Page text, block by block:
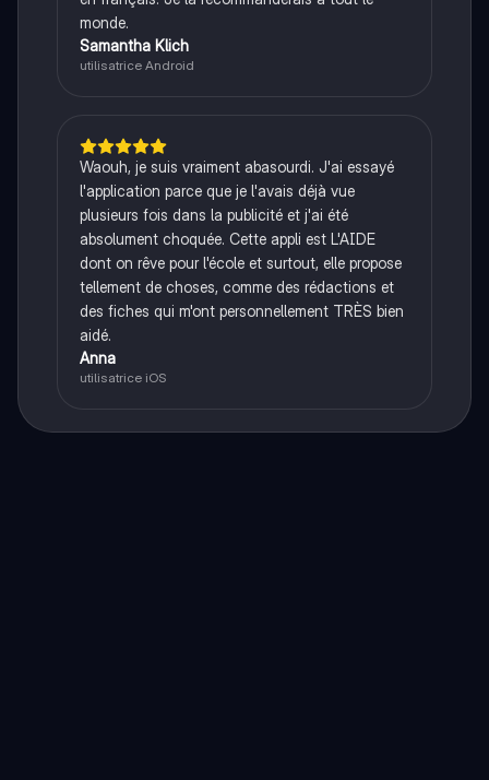
monde.
Samantha Klich
utilisatrice Android
Waouh, je suis vraiment abasourdi. J'ai essayé
l'application parce que je l'avais déjà vue
plusieurs fois dans la publicité et j'ai été
absolument choquée. Cette appli est L'AIDE
dont on rêve pour l'école et surtout, elle propose
tellement de choses, comme des rédactions et
des fiches qui m'ont personnellement TRÈS bien
aidé.
Anna
utilisatrice iOS